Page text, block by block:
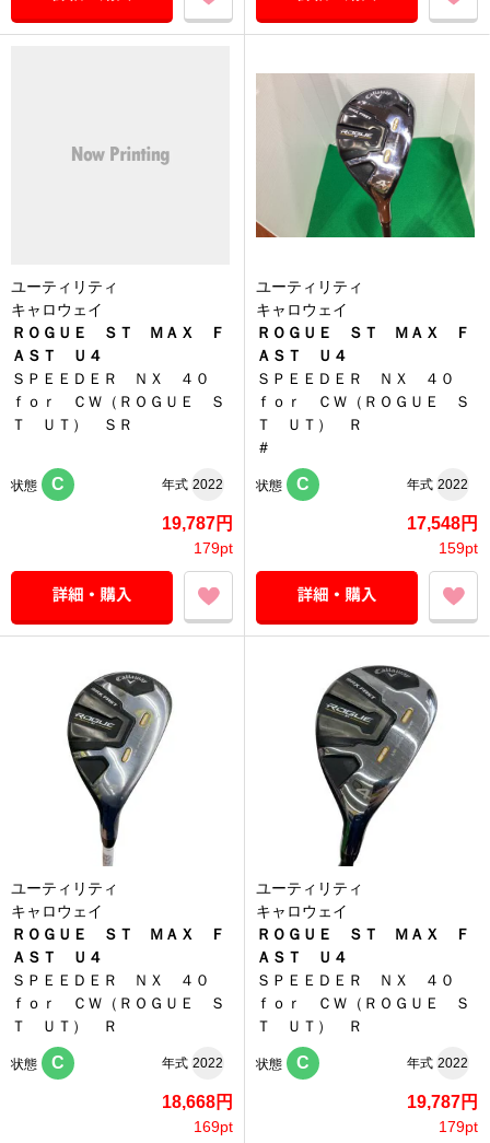
ユーティリティ
キャロウェイ
ＲＯＧＵＥ ＳＴ ＭＡＸ Ｆ
ＡＳＴ Ｕ４
ＳＰＥＥＤＥＲ ＮＸ ４０
ｆｏｒ ＣＷ（ＲＯＧＵＥ Ｓ
Ｔ ＵＴ） ＳＲ
状態 C 年式 2022
19,787円
179pt
ユーティリティ
キャロウェイ
ＲＯＧＵＥ ＳＴ ＭＡＸ Ｆ
ＡＳＴ Ｕ４
ＳＰＥＥＤＥＲ ＮＸ ４０
ｆｏｒ ＣＷ（ＲＯＧＵＥ Ｓ
Ｔ ＵＴ） Ｒ
＃
状態 C 年式 2022
17,548円
159pt
ユーティリティ
キャロウェイ
ＲＯＧＵＥ ＳＴ ＭＡＸ Ｆ
ＡＳＴ Ｕ４
ＳＰＥＥＤＥＲ ＮＸ ４０
ｆｏｒ ＣＷ（ＲＯＧＵＥ Ｓ
Ｔ ＵＴ） Ｒ
状態 C 年式 2022
18,668円
169pt
ユーティリティ
キャロウェイ
ＲＯＧＵＥ ＳＴ ＭＡＸ Ｆ
ＡＳＴ Ｕ４
ＳＰＥＥＤＥＲ ＮＸ ４０
ｆｏｒ ＣＷ（ＲＯＧＵＥ Ｓ
Ｔ ＵＴ） Ｒ
状態 C 年式 2022
19,787円
179pt